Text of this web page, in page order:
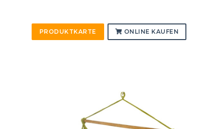
PRODUKTKARTE ONLINE KAUFEN